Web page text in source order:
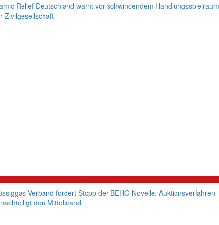
Relief Deutschland warnt vor schwindendem Handlungsspielraum
Zivilgesellschaft
Verband fordert Stopp der BEHG-Novelle: Auktionsverfahren
den Mittelstand